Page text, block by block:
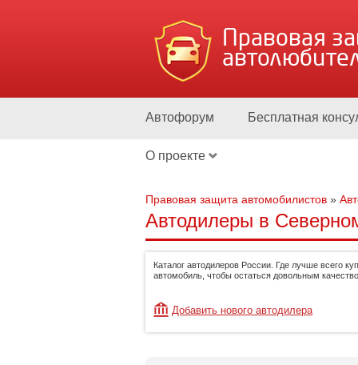
Правовая
Автофорум Бесплатная
О проекте
Правовая защита автомобилистов »
Автодилеры в
Каталог автодилеров России. Где лучше всего
автомобиль, чтобы остаться довольным
Добавить нового автодилера